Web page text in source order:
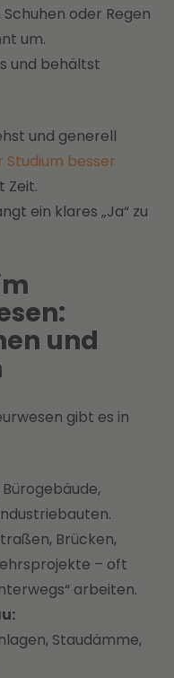
oder Regen
um.
und behältst
und generell
Studium besser
Zeit.
ein klares „Ja“ zu
und
gibt es in
Brücken,
– oft
arbeiten.
Staudämme,